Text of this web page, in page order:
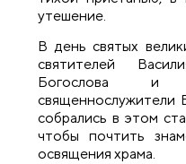
утешение.
В день святых
святителей
Богослова и
священнослужители
собрались в этом
чтобы почтить
освящения храма.